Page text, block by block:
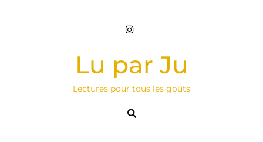
Lu par Ju
Lectures pour tous les goûts